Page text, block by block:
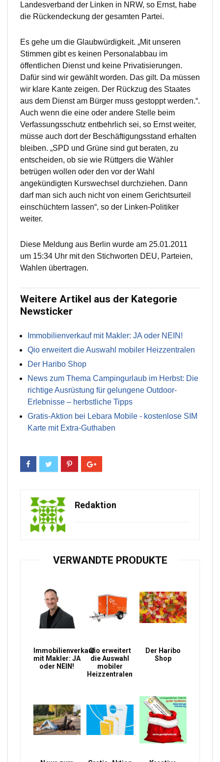
Landesverband der Linken in NRW, so Ernst, habe
die Rückendeckung der gesamten Partei.
Es gehe um die Glaubwürdigkeit. „Mit unseren
Stimmen gibt es keinen Personalabbau im
öffentlichen Dienst und keine Privatisierungen.
Dafür sind wir gewählt worden. Das gilt. Da müssen
wir klare Kante zeigen. Der Rückzug des Staates
aus dem Dienst am Bürger muss gestoppt werden.“.
Auch wenn die eine oder andere Stelle beim
Verfassungsschutz entbehrlich sei, so Ernst weiter,
müsse auch dort der Beschäftigungsstand erhalten
bleiben. „SPD und Grüne sind gut beraten, zu
entscheiden, ob sie wie Rüttgers die Wähler
betrügen wollen oder den vor der Wahl
angekündigten Kurswechsel durchziehen. Dann
darf man sich auch nicht von einem Gerichtsurteil
einschüchtern lassen“, so der Linken-Politiker
weiter.
Diese Meldung aus Berlin wurde am 25.01.2011
um 15:34 Uhr mit den Stichworten DEU, Parteien,
Wahlen übertragen.
Weitere Artikel aus der Kategorie
Newsticker
Immobilienverkauf mit Makler: JA oder NEIN!
Qio erweitert die Auswahl mobiler Heizzentralen
Der Haribo Shop
News zum Thema Campingurlaub im Herbst: Die
richtige Ausrüstung für gelungene Outdoor-
Erlebnisse – herbstliche Tipps
Gratis-Aktion bei Lebara Mobile - kostenlose SIM
Karte mit Extra-Guthaben
Redaktion
VERWANDTE PRODUKTE
Immobilienverkauf
mit Makler: JA
oder NEIN!
Qio erweitert
die Auswahl
mobiler
Heizzentralen
Der Haribo
Shop